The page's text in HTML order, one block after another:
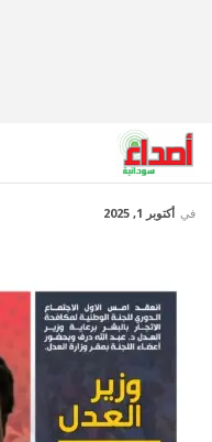
في أكتوبر 1, 2025